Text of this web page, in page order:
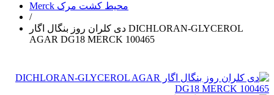
Merck محیط کشت مرک
/
دی کلران روز بنگال اگار DICHLORAN-GLYCEROL
AGAR DG18 MERCK 100465